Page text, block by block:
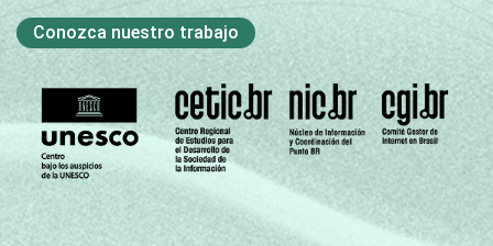
Conozca nuestro trabajo